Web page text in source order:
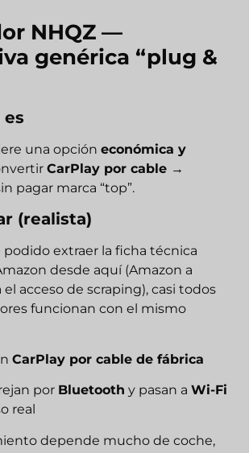
NHQZ —
genérica “plug &
es
una opción económica y
CarPlay por cable →
pagar marca “top”.
(realista)
extraer la ficha técnica
desde aquí (Amazon a
acceso de scraping), casi todos
funcionan con el mismo
CarPlay por cable de fábrica
por Bluetooth y pasan a Wi-Fi
real
depende mucho de coche,